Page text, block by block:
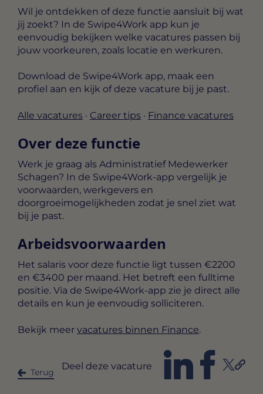
Wil je ontdekken of deze functie aansluit bij wat
jij zoekt? In de Swipe4Work app kun je
eenvoudig bekijken welke vacatures passen bij
jouw voorkeuren, zoals locatie en werkuren.
Download de Swipe4Work app, maak een
profiel aan en kijk of deze vacature bij je past.
Alle vacatures · Career tips · Finance vacatures
Over deze functie
Werk je graag als Administratief Medewerker
Schagen? In de Swipe4Work-app vergelijk je
voorwaarden, werkgevers en
doorgroeimogelijkheden zodat je snel ziet wat
bij je past.
Arbeidsvoorwaarden
Het salaris voor deze functie ligt tussen €2200
en €3400 per maand . Het betreft een fulltime
positie. Via de Swipe4Work-app zie je direct alle
details en kun je eenvoudig solliciteren.
Bekijk meer vacatures binnen Finance.
Terug
Deel deze vacature